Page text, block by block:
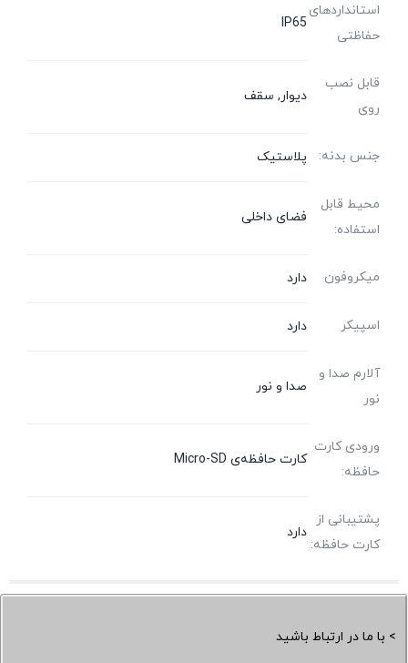
استانداردهای
حفاظتی
IP65
قابل نصب
روی
دیوار, سقف
جنس بدنه: پلاستیک
محیط قابل
استفاده:
فضای داخلی
میکروفون دارد
اسپیکر دارد
آلارم صدا و
نور
صدا و نور
ورودی کارت
حافظه:
کارت‌ حافظه‌ی Micro-SD
پشتیبانی از
کارت حافظه:
دارد
> با ما در ارتباط باشید